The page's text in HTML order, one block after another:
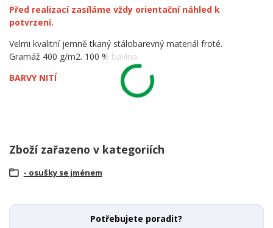
Před realizací zasíláme vždy orientační náhled k
potvrzení.
Velmi kvalitní jemně tkaný stálobarevný materiál froté.
Gramáž 400 g/m2. 100 % bavlna.
BARVY NITÍ
Zboží zařazeno v kategoriích
- osušky se jménem
Potřebujete poradit?